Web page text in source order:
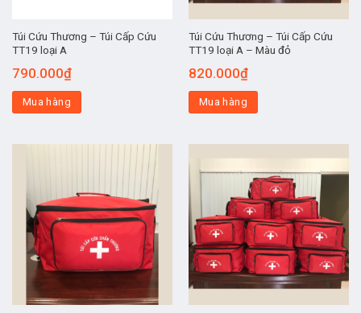
Túi Cứu Thương – Túi Cấp Cứu
TT19 loại A
790.000₫
Mua hàng
Túi Cứu Thương – Túi Cấp Cứu
TT19 loại A – Màu đỏ
820.000₫
Mua hàng